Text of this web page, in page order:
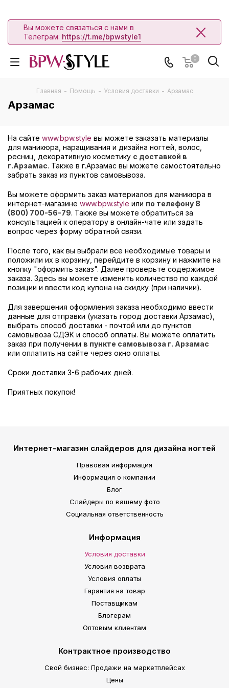
Вы можете связаться с нами в
Телеграм: https://t.me/bpwstyle1
0
Главная - Помощь - Условия доставки - Арзамас
Арзамас
На сайте www.bpw.style вы можете заказать материалы
для маникюра, наращивания и дизайна ногтей, волос,
ресниц, декоративную косметику с доставкой в
г.Арзамас. Также в г.Арзамас вы можете самостоятельно
забрать заказ из пунктов самовывоза.
Вы можете оформить заказ материалов для маникюра в
интернет-магазине www.bpw.style или по телефону 8
(800) 700-56-79. Также вы можете обратиться за
консультацией к оператору в онлайн-чате или задать
вопрос через форму обратной связи.
После того, как вы выбрали все необходимые товары и
положили их в корзину, перейдите в корзину и нажмите на
кнопку "оформить заказ". Далее проверьте содержимое
заказа. Здесь вы можете изменить количество по каждой
позиции и ввести код купона на скидку (при наличии).
Для завершения оформления заказа необходимо ввести
данные для отправки (указать город доставки Арзамас),
выбрать способ доставки - почтой или до пунктов
самовывоза СДЭК и способ оплаты. Вы можете оплатить
заказ при получении в пункте самовывоза г. Арзамас
или оплатить на сайте через окно оплаты.
Сроки доставки 3-6 рабочих дней.
Приятных покупок!
Интернет-магазин слайдеров для дизайна ногтей
Правовая информация
Информация о компании
Блог
Слайдеры по вашему фото
Социальная ответственность
Информация
Условия доставки
Условия возврата
Условия оплаты
Гарантия на товар
Поставщикам
Блогерам
Оптовым клиентам
Контрактное производство
Свой бизнес: Продажи на маркетплейсах
Цены